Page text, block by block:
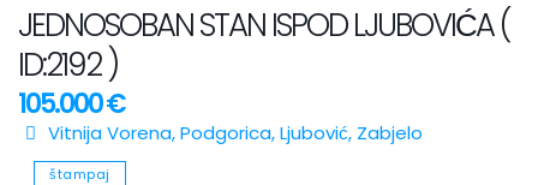
JEDNOSOBAN STAN ISPOD LJUBOVIĆA (
ID:2192 )
105.000 €
Vitnija Vorena,Podgorica,Ljubović, Zabjelo
štampaj